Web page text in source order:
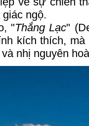
ngộ.
"Thắng Lạc"
kích thích,
nhị nguyên